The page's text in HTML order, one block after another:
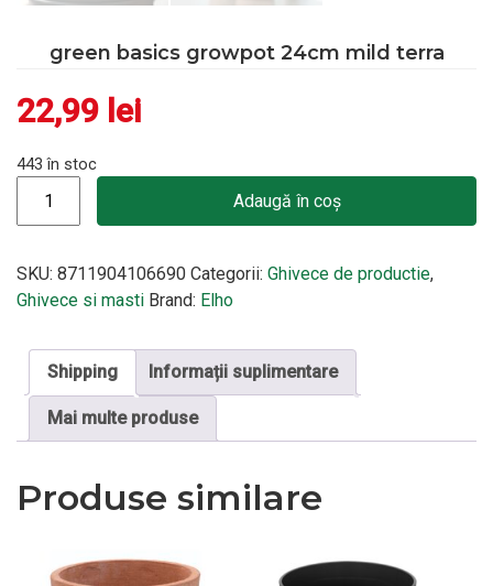
green basics growpot 24cm mild terra
22,99 lei
443 în stoc
Adaugă în coș
SKU: 8711904106690 Categorii: Ghivece de productie,
Ghivece si masti Brand: Elho
Shipping Informații suplimentare
Mai multe produse
Produse similare